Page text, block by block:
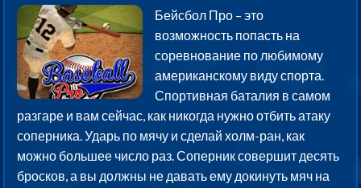
Бейсбол Про – это
возможность попасть на
соревнование по любимому
американскому виду спорта.
Спортивная баталия в самом
разгаре и вам сейчас, как никогда нужно отбить атаку
соперника. Ударь по мячу и сделай холм-ран, как
можно большее число раз. Соперник совершит десять
бросков, а вы должны не давать ему докинуть мяч на